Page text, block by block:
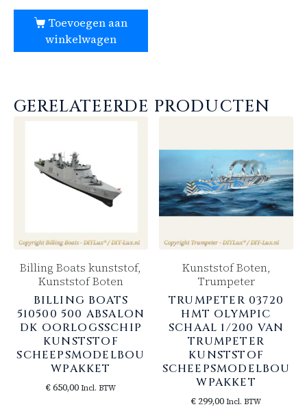
Toevoegen aan
winkelwagen
GERELATEERDE PRODUCTEN
Billing Boats kunststof,
Kunststof Boten
BILLING BOATS
510500 500 ABSALON
DK OORLOGSSCHIP
KUNSTSTOF
SCHEEPSMODELBOU
WPAKKET
€650,00 Incl. BTW
Kunststof Boten,
Trumpeter
TRUMPETER 03720
HMT OLYMPIC
SCHAAL 1/200 VAN
TRUMPETER
KUNSTSTOF
SCHEEPSMODELBOU
WPAKKET
€ 299,00 Incl. BTW